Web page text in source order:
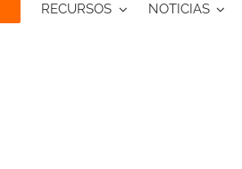
RECURSOS NOTICIAS